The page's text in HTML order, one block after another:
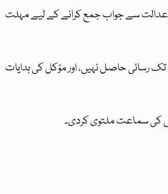
عدالت سے جواب جمع کرانے کے لیے مہلت
تک رسائی حاصل نہیں، اور مؤکل کی ہدایات
کی سماعت ملتوی کردی۔